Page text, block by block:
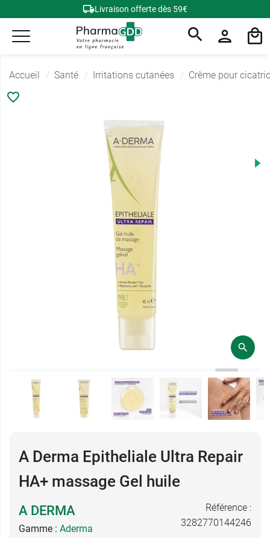
Livraison offerte dès 59€
Accueil Santé Irritations cutanées Crème pour
A Derma Epitheliale Ultra Repair
HA+ massage Gel huile
A DERMA
Gamme : Aderma
Référence :
3282770144246